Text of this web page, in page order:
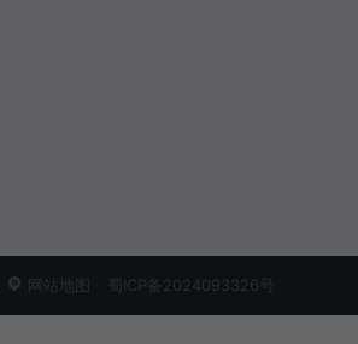
网站地图 蜀ICP备2024093326号